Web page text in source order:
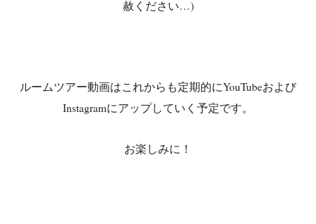
赦ください…)
ルームツアー動画はこれからも定期的にYouTubeおよび
Instagramにアップしていく予定です。
お楽しみに！